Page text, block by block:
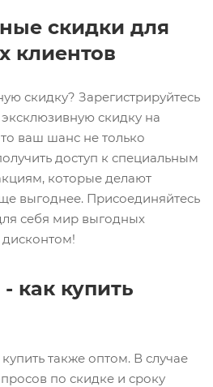
скидки для
клиентов
скидку? Зарегистрируйтесь
скидку на
ваш шанс не только
доступ к специальным
которые делают
выгоднее. Присоединяйтесь
себя мир выгодных
как купить
также оптом. В случае
по скидке и сроку